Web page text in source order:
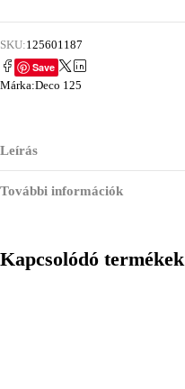
SKU:125601187
Save
Márka:Deco 125
Leírás
További információk
Kapcsolódó termékek